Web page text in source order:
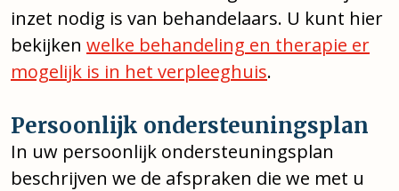
inzet nodig is van behandelaars. U kunt hier
bekijken welke behandeling en therapie er
mogelijk is in het verpleeghuis.
Persoonlijk ondersteuningsplan
In uw persoonlijk ondersteuningsplan
beschrijven we de afspraken die we met u